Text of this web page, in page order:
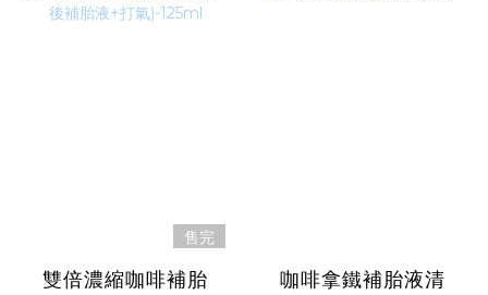
售完
雙倍濃縮咖啡補胎
咖啡拿鐵補胎液清